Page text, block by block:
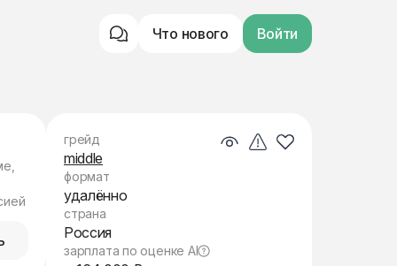
Что нового Войти
грейд
middle
формат
удалённо
страна
Россия
зарплата по оценке AI